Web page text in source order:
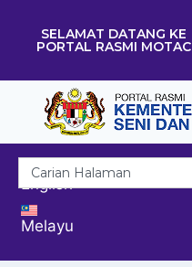
SELAMAT DATANG KE
PORTAL RASMI MOTAC
English
Melayu